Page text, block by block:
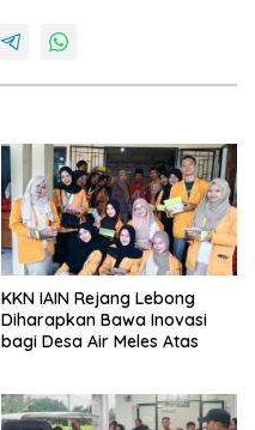
KKN IAIN Rejang Lebong
Diharapkan Bawa Inovasi
bagi Desa Air Meles Atas